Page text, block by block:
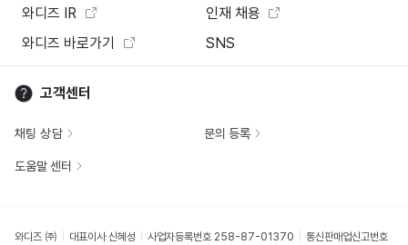
와디즈 IR
인재 채용
와디즈 바로가기
SNS
고객센터
채팅 상담 문의 등록
도움말 센터
와디즈 ㈜ 대표이사 신혜성 사업자등록번호 258-87-01370 통신판매업신고번호